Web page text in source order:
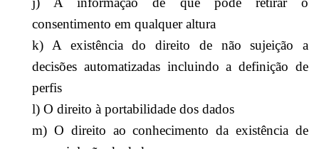
consentimento em qualquer altura
k) A existência do direito de não sujeição a
decisões automatizadas incluindo a definição de
perfis
l) O direito à portabilidade dos dados
m) O direito ao conhecimento da existência de